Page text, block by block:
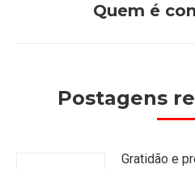
Quem é
Postagens
Gratidão e